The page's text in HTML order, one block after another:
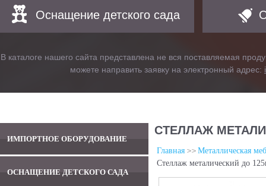
Оснащение детского сада
В каталоге нашего сайта представлена не вся поставляемая
можете направить заявку на электронный адрес:
ИМПОРТНОЕ ОБОРУДОВАНИЕ
ОСНАЩЕНИЕ ДЕТСКОГО САДА
СТЕЛЛАЖ
Главная
Металлическая
Стеллаж металический до